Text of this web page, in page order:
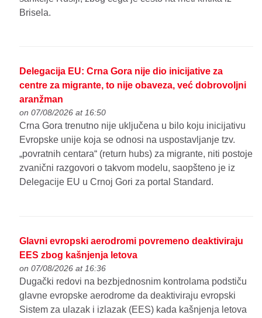
Brisela.
Delegacija EU: Crna Gora nije dio inicijative za
centre za migrante, to nije obaveza, već dobrovoljni
aranžman
on 07/08/2026 at 16:50
Crna Gora trenutno nije uključena u bilo koju inicijativu
Evropske unije koja se odnosi na uspostavljanje tzv.
„povratnih centara“ (return hubs) za migrante, niti postoje
zvanični razgovori o takvom modelu, saopšteno je iz
Delegacije EU u Crnoj Gori za portal Standard.
Glavni evropski aerodromi povremeno deaktiviraju
EES zbog kašnjenja letova
on 07/08/2026 at 16:36
Dugački redovi na bezbjednosnim kontrolama podstiču
glavne evropske aerodrome da deaktiviraju evropski
Sistem za ulazak i izlazak (EES) kada kašnjenja letova